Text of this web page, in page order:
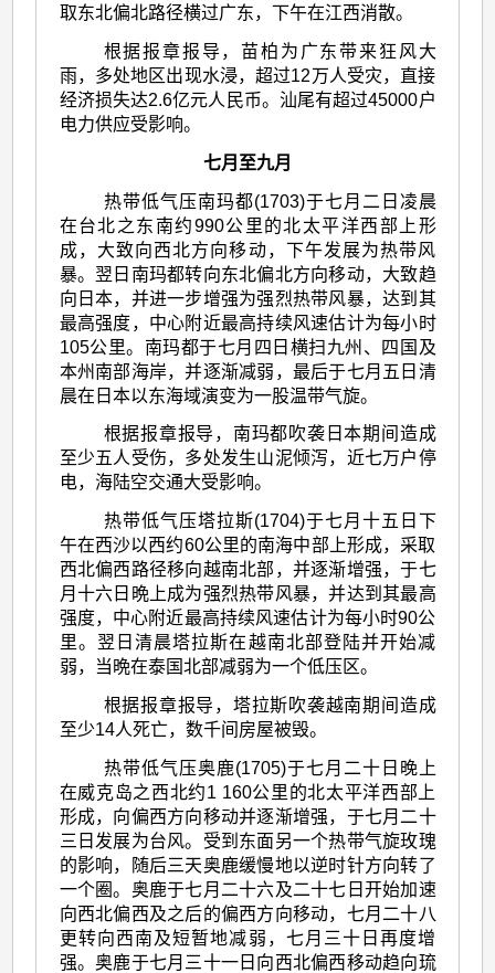
取东北偏北路径横过广东，下午在江西消散。
根据报章报导，苗柏为广东带来狂风大
雨，多处地区出现水浸，超过12万人受灾，直接
经济损失达2.6亿元人民币。汕尾有超过45000户
电力供应受影响。
七月至九月
热带低气压南玛都(1703)于七月二日凌晨
在台北之东南约990公里的北太平洋西部上形
成，大致向西北方向移动，下午发展为热带风
暴。翌日南玛都转向东北偏北方向移动，大致趋
向日本，并进一步增强为强烈热带风暴，达到其
最高强度，中心附近最高持续风速估计为每小时
105公里。南玛都于七月四日横扫九州、四国及
本州南部海岸，并逐渐减弱，最后于七月五日清
晨在日本以东海域演变为一股温带气旋。
根据报章报导，南玛都吹袭日本期间造成
至少五人受伤，多处发生山泥倾泻，近七万户停
电，海陆空交通大受影响。
热带低气压塔拉斯(1704)于七月十五日下
午在西沙以西约60公里的南海中部上形成，采取
西北偏西路径移向越南北部，并逐渐增强，于七
月十六日晩上成为强烈热带风暴，并达到其最高
强度，中心附近最高持续风速估计为每小时90公
里。翌日清晨塔拉斯在越南北部登陆并开始减
弱，当晩在泰国北部减弱为一个低压区。
根据报章报导，塔拉斯吹袭越南期间造成
至少14人死亡，数千间房屋被毁。
热带低气压奥鹿(1705)于七月二十日晚上
在威克岛之西北约1 160公里的北太平洋西部上
形成，向偏西方向移动并逐渐增强，于七月二十
三日发展为台风。受到东面另一个热带气旋玫瑰
的影响，随后三天奥鹿缓慢地以逆时针方向转了
一个圈。奥鹿于七月二十六及二十七日开始加速
向西北偏西及之后的偏西方向移动，七月二十八
更转向西南及短暂地减弱，七月三十日再度增
强。奥鹿于七月三十一日向西北偏西移动趋向琉